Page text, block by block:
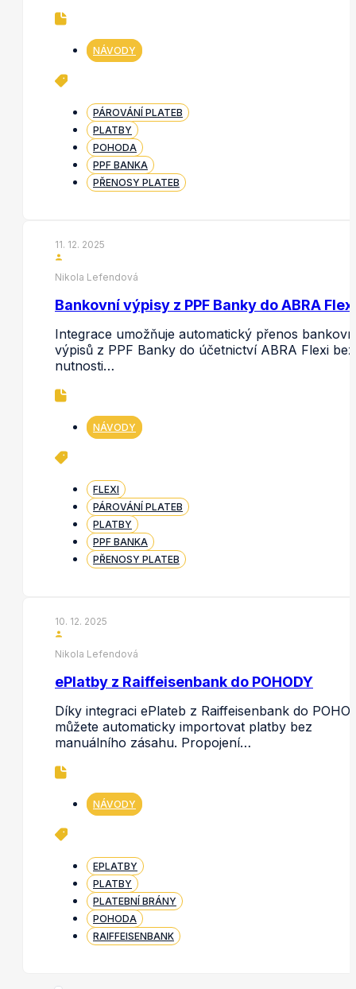
NÁVODY
PÁROVÁNÍ PLATEB
PLATBY
POHODA
PPF BANKA
PŘENOSY PLATEB
11. 12. 2025
Nikola Lefendová
Bankovní výpisy z PPF Banky do ABRA Flexi
Integrace umožňuje automatický přenos
výpisů z PPF Banky do účetnictví ABRA Flexi bez
nutnosti…
NÁVODY
FLEXI
PÁROVÁNÍ PLATEB
PLATBY
PPF BANKA
PŘENOSY PLATEB
10. 12. 2025
Nikola Lefendová
ePlatby z Raiffeisenbank do POHODY
Díky integraci ePlateb z Raiffeisenbank do
můžete automaticky importovat platby bez
manuálního zásahu. Propojení…
NÁVODY
EPLATBY
PLATBY
PLATEBNÍ BRÁNY
POHODA
RAIFFEISENBANK